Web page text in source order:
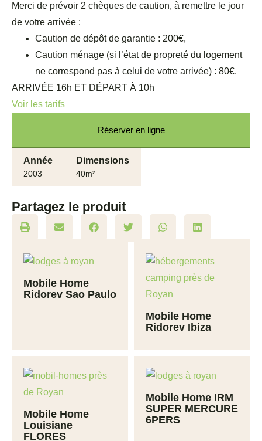
Merci de prévoir 2 chèques de caution, à remettre le jour
de votre arrivée :
Caution de dépôt de garantie : 200€,
Caution ménage (si l’état de propreté du logement
ne correspond pas à celui de votre arrivée) : 80€.
ARRIVÉE 16h ET DÉPART À 10h
Voir les tarifs
Réserver en ligne
Année
2003
Dimensions
40m²
Partagez le produit
Mobile Home
Ridorev Sao Paulo
Mobile Home
Ridorev Ibiza
Mobile Home
Louisiane
FLORES
Mobile Home IRM
SUPER MERCURE
6PERS